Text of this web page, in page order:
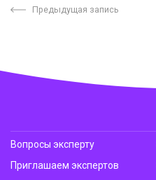
Предыдущая запись
Вопросы эксперту
Приглашаем экспертов